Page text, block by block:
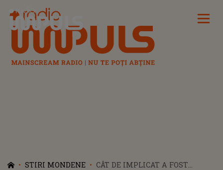
Radio Impuls
STIRI MONDENE
CÂT DE IMPLICAT A FOST